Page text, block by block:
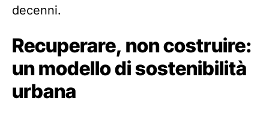
decenni.
Recuperare, non costruire:
un modello di sostenibilità
urbana